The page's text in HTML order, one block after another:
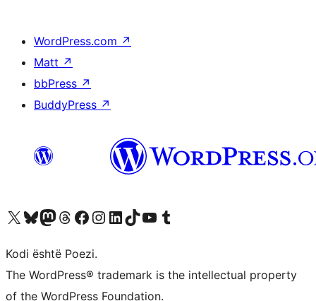
WordPress.com ↗
Matt ↗
bbPress ↗
BuddyPress ↗
Vizitoni llogarinë tonë X (ish Twitter)
Vizitoni llogarinë tonë Bluesky
Vizitoni llogarinë tonë Mastodon
Vizitoni llogarinë tonë Threads
Vizitoni faqen tonë në Facebook
Vizitoni llogarinë tonë Instagram
Vizitoni llogarinë tonë LinkedIn
Vizitoni llogarinë tonë TikTok
Vizitoni kanalin tonë YouTube
Vizitoni llogarinë tonë Tumblr
Kodi është Poezi.
The WordPress® trademark is the intellectual property
of the WordPress Foundation.